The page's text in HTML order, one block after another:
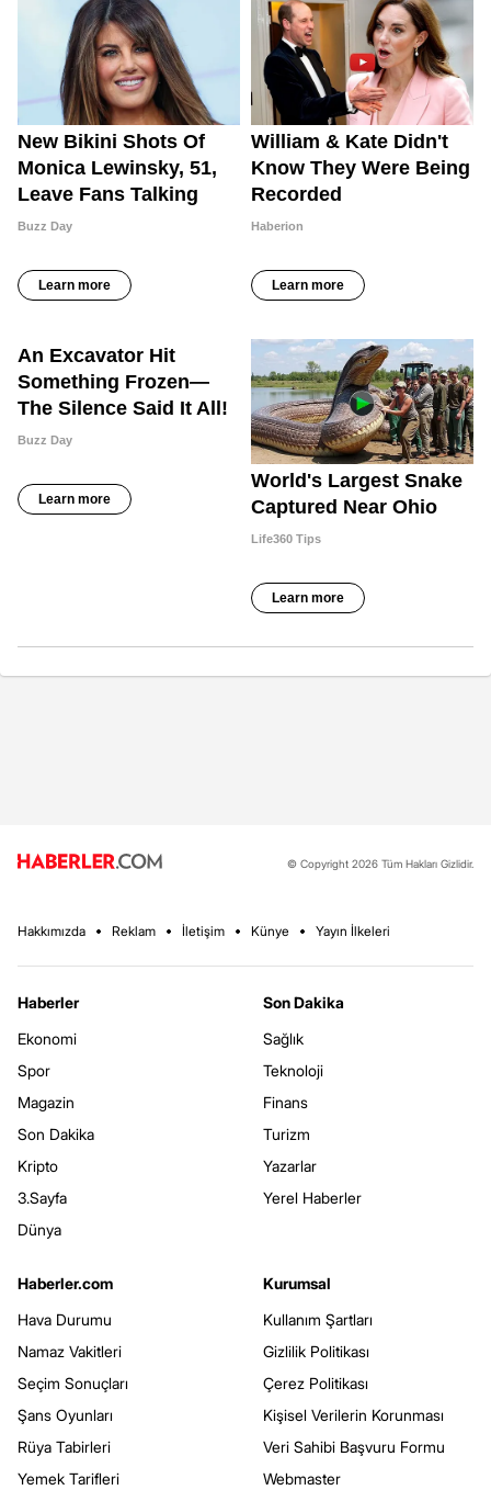
© Copyright 2026 Tüm Hakları Gizlidir.
Hakkımızda Reklam İletişim Künye Yayın İlkeleri
Haberler
Ekonomi
Spor
Magazin
Son Dakika
Kripto
3.Sayfa
Dünya
Son Dakika
Sağlık
Teknoloji
Finans
Turizm
Yazarlar
Yerel Haberler
Haberler.com
Hava Durumu
Namaz Vakitleri
Seçim Sonuçları
Şans Oyunları
Rüya Tabirleri
Yemek Tarifleri
Kurumsal
Kullanım Şartları
Gizlilik Politikası
Çerez Politikası
Kişisel Verilerin Korunması
Veri Sahibi Başvuru Formu
Webmaster